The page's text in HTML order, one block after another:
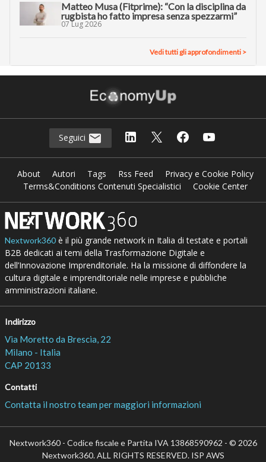
Matteo Musa (Fitprime): “Con la disciplina da
rugbista ho fatto impresa senza spezzarmi”
07 Lug 2026
Vedi tutti gli approfondimenti >
Seguici
About Autori Tags Rss Feed
Privacy e Cookie Policy
Terms&Conditions Contenuti Specialistici
Cookie Center
Nextwork360è il più grande network in Italia di testate e portali
B2B dedicati ai temi della Trasformazione Digitale e
dell’Innovazione Imprenditoriale. Ha la missione di diffondere la
cultura digitale e imprenditoriale nelle imprese e pubbliche
amministrazioni italiane.
Indirizzo
Via Moretto da Brescia, 22
Milano - Italia
CAP 20133
Contatti
Contatta il nostro team per maggiori informazioni
Nextwork360 - Codice fiscale e Partita IVA 13868590962 - © 2026
Nextwork360. ALL RIGHTS RESERVED. ISP AWS